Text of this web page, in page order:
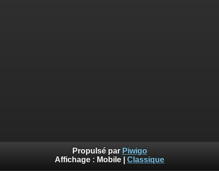
Propulsé par Piwigo
Affichage : Mobile Classique